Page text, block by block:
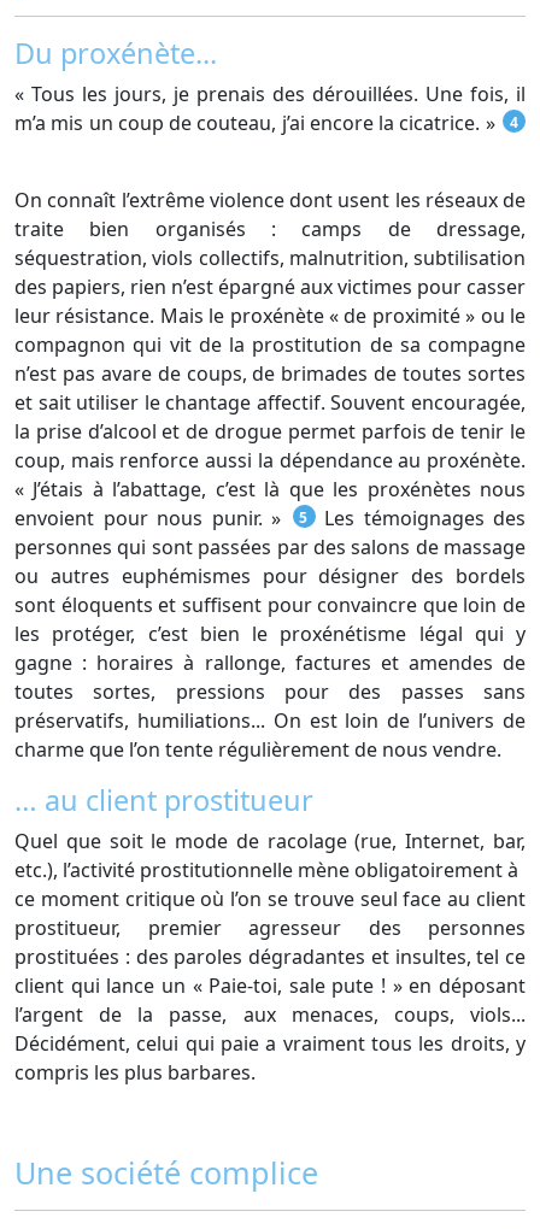
Du proxénète...
« Tous les jours, je prenais des dérouillées. Une fois, il
m’a mis un coup de couteau, j’ai encore la cicatrice. »
4
On connaît l’extrême violence dont usent les réseaux de
traite bien organisés : camps de dressage,
séquestration, viols collectifs, malnutrition, subtilisation
des papiers, rien n’est épargné aux victimes pour casser
leur résistance. Mais le proxénète « de proximité » ou le
compagnon qui vit de la prostitution de sa compagne
n’est pas avare de coups, de brimades de toutes sortes
et sait utiliser le chantage affectif. Souvent encouragée,
la prise d’alcool et de drogue permet parfois de tenir le
coup, mais renforce aussi la dépendance au proxénète.
« J’étais à l’abattage, c’est là que les proxénètes nous
envoient pour nous punir. »
5 Les témoignages des
personnes qui sont passées par des salons de massage
ou autres euphémismes pour désigner des bordels
sont éloquents et suffisent pour convaincre que loin de
les protéger, c’est bien le proxénétisme légal qui y
gagne : horaires à rallonge, factures et amendes de
toutes sortes, pressions pour des passes sans
préservatifs, humiliations... On est loin de l’univers de
charme que l’on tente régulièrement de nous vendre.
… au client prostitueur
Quel que soit le mode de racolage (rue, Internet, bar,
etc.), l’activité prostitutionnelle mène obligatoirement à
ce moment critique où l’on se trouve seul face au client
prostitueur, premier agresseur des personnes
prostituées : des paroles dégradantes et insultes, tel ce
client qui lance un « Paie-toi, sale pute ! » en déposant
l’argent de la passe, aux menaces, coups, viols...
Décidément, celui qui paie a vraiment tous les droits, y
compris les plus barbares.
Une société complice